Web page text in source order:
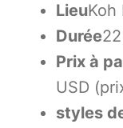
LieuKoh
Durée
Prix à
USD
styles